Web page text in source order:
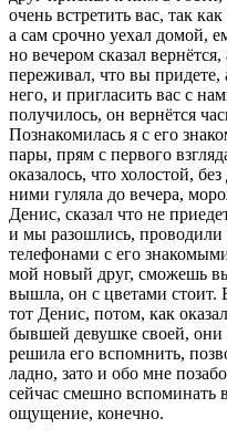
очень встретить вас, так
а сам срочно уехал домой,
но вечером сказал
переживал, что вы придете,
него, и пригласить вас с
получилось, он вернётся
Познакомилась я с его
пары, прям с первого
оказалось, что холостой,
ними гуляла до вечера,
Денис, сказал что не
и мы разошлись, проводили
телефонами с его
мой новый друг, сможешь
вышла, он с цветами стоит.
тот Денис, потом, как
бывшей девушке своей, они
решила его вспомнить,
ладно, зато и обо мне
сейчас смешно вспоминать
ощущение, конечно.